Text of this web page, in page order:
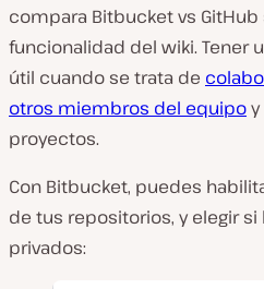
compara Bitbucket vs
funcionalidad del wiki. Tener
útil cuando se trata de
otros miembros del equipo
proyectos.
Con Bitbucket, puedes
de tus repositorios, y elegir
privados: